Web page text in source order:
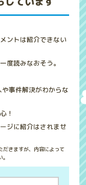
ントは紹介できない
度読みなおそう。
事件解決がわからな
！
ジに紹介はされませ
だきますが、内容によって